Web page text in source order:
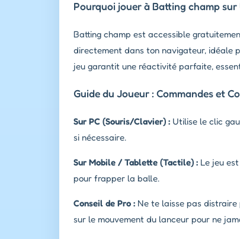
Pourquoi jouer à Batting champ
Batting champ est accessible
directement dans ton navigateur, idéale
jeu garantit une réactivité parfaite,
Guide du Joueur : Commandes et
Sur PC (Souris/Clavier) : Utilise le clic
si nécessaire.
Sur Mobile / Tablette (Tactile) : Le jeu
pour frapper la balle.
Conseil de Pro : Ne te laisse pas
sur le mouvement du lanceur pour ne